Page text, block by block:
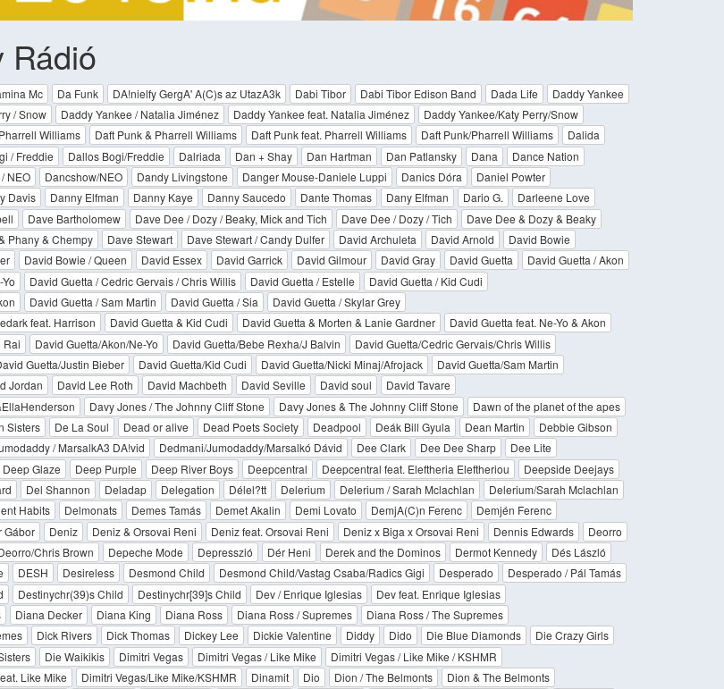
Rádió
Mc Da Funk DA!nielfy GergA' A(C)s az UtazA3k Dabi Tibor Dabi Tibor Edison Band Dada Life
Daddy Yankee
/ Snow
Daddy Yankee / Natalia Jiménez Daddy Yankee feat. Natalia Jiménez
Daddy Yankee/Katy Perry/Snow
Williams Daft Punk & Pharrell Williams Daft Punk feat. Pharrell Williams Daft Punk/Pharrell Williams
Dalida
/ Freddie Dallos Bogi/Freddie Dalriada Dan + Shay Dan Hartman Dan Patlansky Dana
Dance Nation
NEO Dancshow/NEO Dandy Livingstone Danger Mouse-Daniele Luppi Danics Dóra
Daniel Powter
Davis Danny Elfman Danny Kaye Danny Saucedo Dante Thomas Dany Elfman Dario G.
Darleene Love
Dave Bartholomew Dave Dee / Dozy / Beaky, Mick and Tich Dave Dee / Dozy / Tich
Dave Dee & Dozy & Beaky
Phany & Chempy
Dave Stewart Dave Stewart / Candy Dulfer David Archuleta David Arnold
David Bowie
David Bowie / Queen David Essex David Garrick David Gilmour David Gray David Guetta
David Guetta / Akon
David Guetta / Cedric Gervais / Chris Willis David Guetta / Estelle
David Guetta / Kid Cudi
David Guetta / Sam Martin David Guetta / Sia
David Guetta / Skylar Grey
feat. Harrison
David Guetta & Kid Cudi David Guetta & Morten & Lanie Gardner
David Guetta feat. Ne-Yo & Akon
Rai
David Guetta/Akon/Ne-Yo David Guetta/Bebe Rexha/J Balvin
David Guetta/Cedric Gervais/Chris Willis
Guetta/Justin Bieber David Guetta/Kid Cudi David Guetta/Nicki Minaj/Afrojack
David Guetta/Sam Martin
Jordan David Lee Roth David Machbeth David Seville David soul
David Tavare
Davy Jones / The Johnny Cliff Stone Davy Jones & The Johnny Cliff Stone
Dawn of the planet of the apes
Sisters De La Soul Dead or alive Dead Poets Society Deadpool Deák Bill Gyula Dean Martin
Debbie Gibson
/ MarsalkA3 DA!vid Dedmani/Jumodaddy/Marsalkó Dávid Dee Clark Dee Dee Sharp
Dee Lite
Deep Glaze Deep Purple Deep River Boys Deepcentral Deepcentral feat. Eleftheria Eleftheriou
Deepside Deejays
Del Shannon Deladap Delegation Délel?tt Delerium Delerium / Sarah Mclachlan
Delerium/Sarah Mclachlan
Habits Delmonats Demes Tamás Demet Akalin Demi Lovato DemjA(C)n Ferenc
Demjén Ferenc
Gábor
Deniz Deniz & Orsovai Reni Deniz feat. Orsovai Reni Deniz x Biga x Orsovai Reni Dennis Edwards
Deorro
Chris Brown Depeche Mode Depresszió Dér Heni Derek and the Dominos Dermot Kennedy
Dés László
DESH Desireless Desmond Child Desmond Child/Vastag Csaba/Radics Gigi Desperado
Desperado / Pál Tamás
Destinychr(39)s Child Destinychr[39]s Child Dev / Enrique Iglesias
Dev feat. Enrique Iglesias
Diana Decker Diana King Diana Ross Diana Ross / Supremes
Diana Ross / The Supremes
Dick Rivers Dick Thomas Dickey Lee Dickie Valentine Diddy Dido Die Blue Diamonds
Die Crazy Girls
Die Waikikis Dimitri Vegas Dimitri Vegas / Like Mike
Dimitri Vegas / Like Mike / KSHMR
Like Mike
Dimitri Vegas/Like Mike/KSHMR Dinamit Dio Dion / The Belmonts
Dion & The Belmonts